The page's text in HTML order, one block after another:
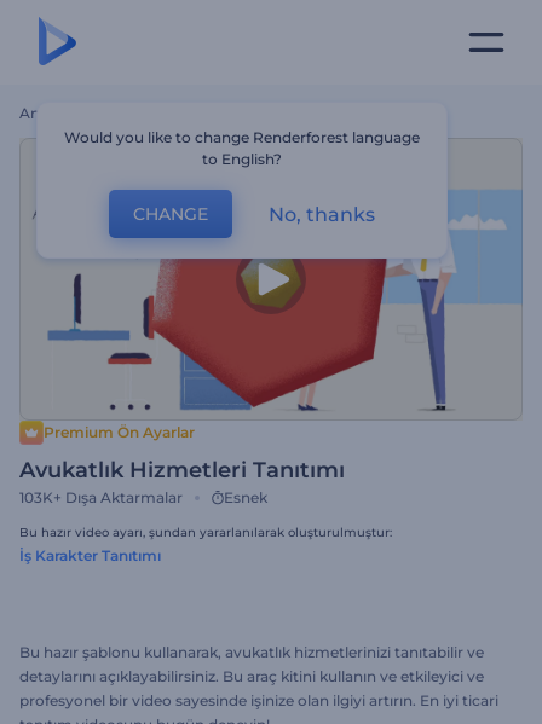
Ana Sayfa
Premium Ön Ayarlar
Avukatlık Hizmetleri Tanıtımı
103K+ Dışa Aktarmalar Esnek
Bu hazır video ayarı, şundan yararlanılarak oluşturulmuştur:
İş Karakter Tanıtımı
Bu hazır şablonu kullanarak, avukatlık hizmetlerinizi tanıtabilir ve
detaylarını açıklayabilirsiniz. Bu araç kitini kullanın ve etkileyici ve
profesyonel bir video sayesinde işinize olan ilgiyi artırın. En iyi ticari
Would you like to change Renderforest language
to English?
CHANGE No, thanks